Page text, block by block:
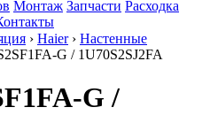
Монтаж Запчасти Расходка
› Haier› Настенные
G / 1U70S2SJ2FA
G /